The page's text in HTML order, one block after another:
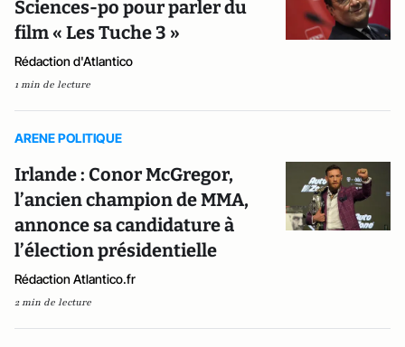
Sciences-po pour parler du
film « Les Tuche 3 »
Rédaction d'Atlantico
1 min de lecture
ARENE POLITIQUE
Irlande : Conor McGregor,
l’ancien champion de MMA,
annonce sa candidature à
l’élection présidentielle
Rédaction Atlantico.fr
2 min de lecture